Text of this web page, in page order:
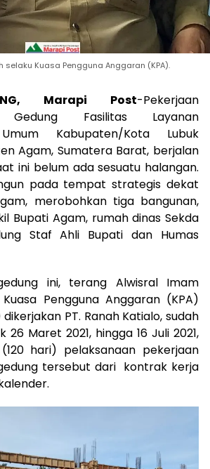
Kuasa Pengguna Anggaran (KPA).
Marapi Post-Pekerjaan
Gedung Fasilitas Layanan
Kabupaten/Kota Lubuk
Agam, Sumatera Barat, berjalan
ini belum ada sesuatu halangan.
pada tempat strategis dekat
merobohkan tiga bangunan,
Bupati Agam, rumah dinas Sekda
Staf Ahli Bupati dan Humas
ini, terang Alwisral Imam
Pengguna Anggaran (KPA)
PT. Ranah Katialo, sudah
26 Maret 2021, hingga 16 Juli 2021,
hari) pelaksanaan pekerjaan
tersebut dari kontrak kerja